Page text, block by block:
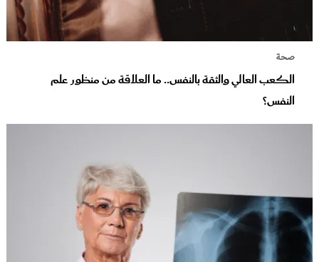
صحة
الكعب العالي والثقة بالنفس.. ما العلاقة من منظور علم
النفس؟